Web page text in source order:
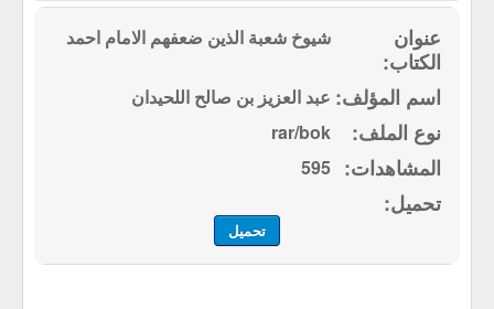
الصفحة الرئيسية
مكتبة القرآن الكريم
شيوخ شعبة الذين ضعفهم الامام احمد
عبد العزيز بن صالح اللحيدان
rar/bok
595
تحميل